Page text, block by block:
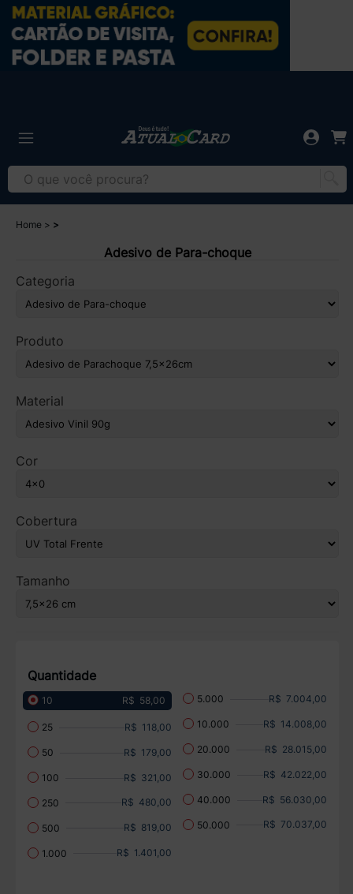
Home
Adesivo de Para-choque
Categoria
Produto
Material
Cor
Cobertura
Tamanho
Quantidade
10 R$ 58,00
25 R$ 118,00
50 R$ 179,00
100 R$ 321,00
250 R$ 480,00
500 R$ 819,00
1.000 R$ 1.401,00
5.000 R$ 7.004,00
10.000 R$ 14.008,00
20.000 R$ 28.015,00
30.000 R$ 42.022,00
40.000 R$ 56.030,00
50.000 R$ 70.037,00